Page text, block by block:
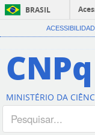
BRASIL
CNPq
MINISTÉRIO DA